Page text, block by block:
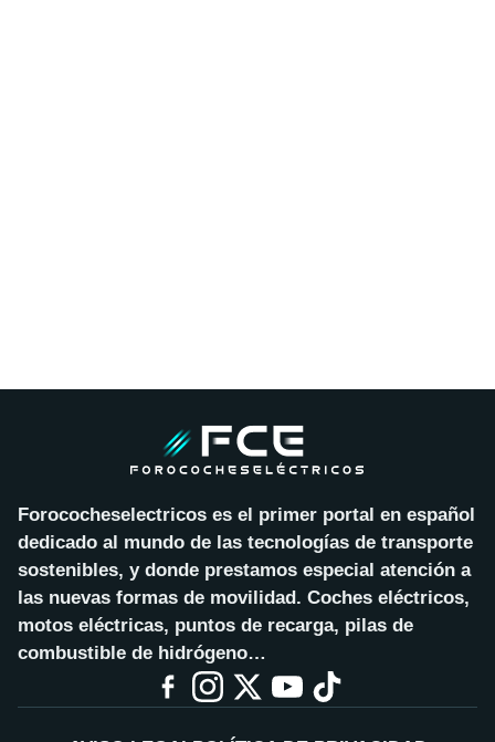
Forococheselectricos es el primer portal en español
dedicado al mundo de las tecnologías de transporte
sostenibles, y donde prestamos especial atención a
las nuevas formas de movilidad. Coches eléctricos,
motos eléctricas, puntos de recarga, pilas de
combustible de hidrógeno…